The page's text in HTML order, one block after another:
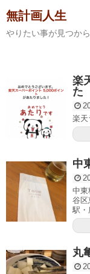
無計画人生
やりたい事が見つか
楽
た
楽天
中
中
谷区
駅・
丸